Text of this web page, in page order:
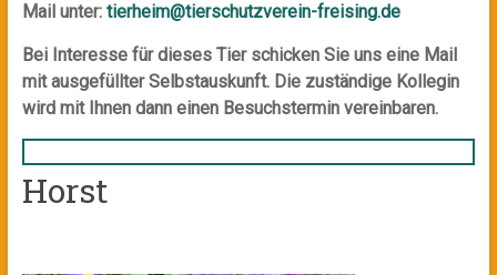
Mail unter: tierheim@tierschutzverein-freising.de
Bei Interesse für dieses Tier schicken Sie uns eine Mail
mit ausgefüllter Selbstauskunft. Die zuständige Kollegin
wird mit Ihnen dann einen Besuchstermin vereinbaren.
Horst